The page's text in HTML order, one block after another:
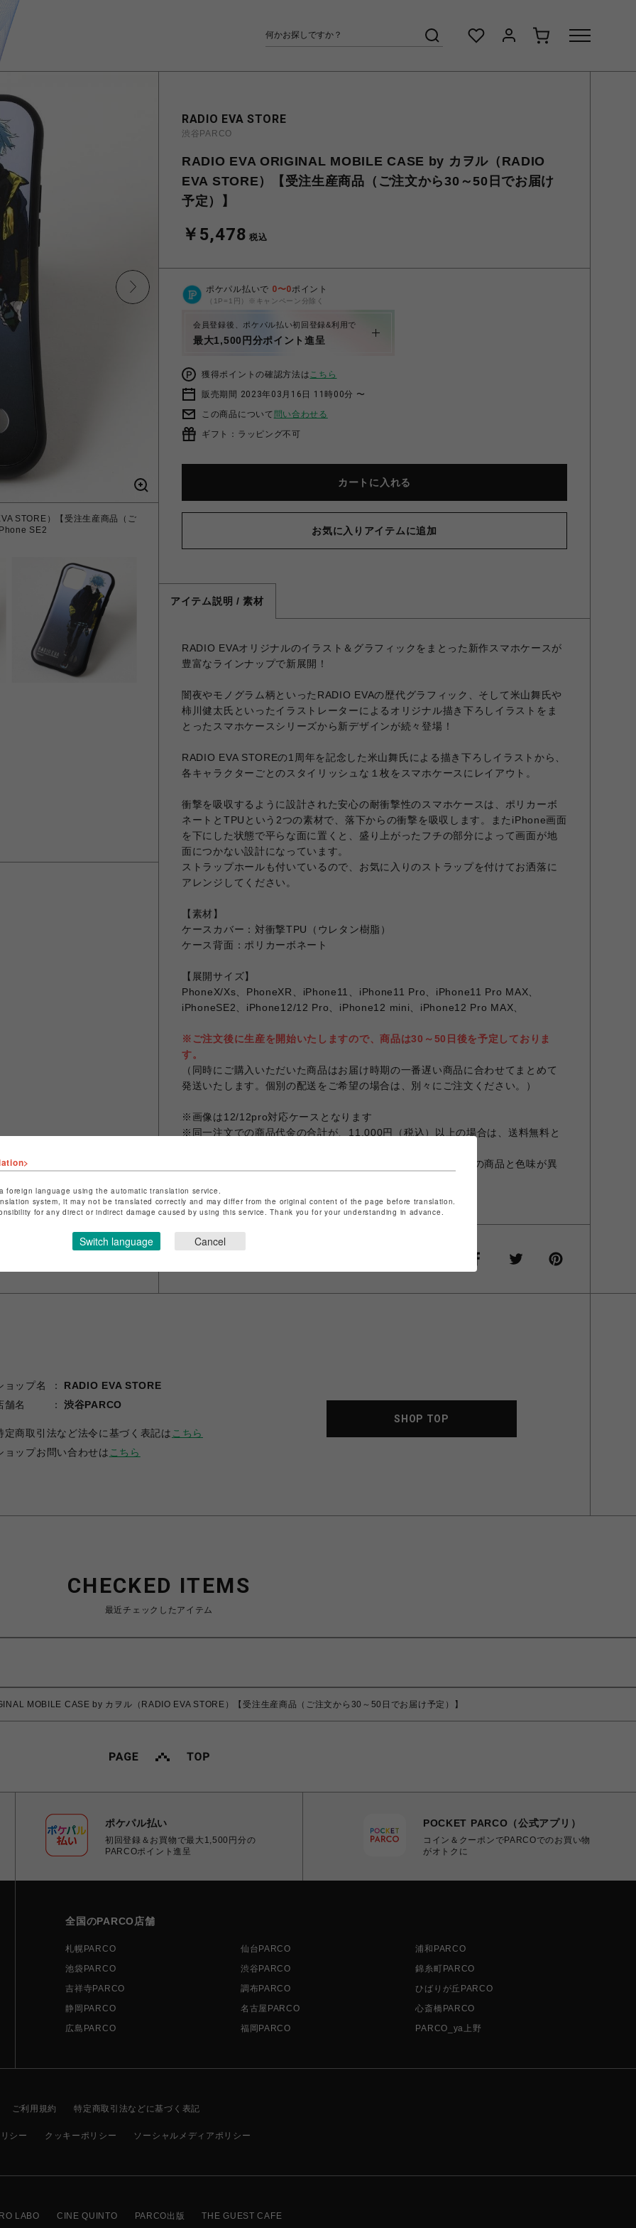
STORE）【受注生産商品（ご
SE2
RADIO EVA STORE
渋谷PARCO
RADIO EVA ORIGINAL MOBILE CASE by カヲル（RADIO
EVA STORE）【受注生産商品（ご注文から30～50日でお届け
予定）】
￥5,478 税込
ポケパル払いで 0〜0ポイント
（1P=1円）※キャンペーン分除く
会員登録後、ポケパル払い初回登録&利用で
最大1,500円分ポイント進呈
獲得ポイントの確認方法はこちら
販売期間 2023年03月16日 11時00分 〜
この商品について 問い合わせる
ギフト：ラッピング不可
カートに入れる
お気に入りアイテムに追加
アイテム説明 / 素材
RADIO EVAオリジナルのイラスト＆グラフィックをまとった新作スマホケースが
豊富なラインナップで新展開！
闇夜やモノグラム柄といったRADIO EVAの歴代グラフィック、そして米山舞氏や
柿川健太氏といったイラストレーターによるオリジナル描き下ろしイラストをま
とったスマホケースシリーズから新デザインが続々登場！
RADIO EVA STOREの1周年を記念した米山舞氏による描き下ろしイラストから、
各キャラクターごとのスタイリッシュな１枚をスマホケースにレイアウト。
衝撃を吸収するように設計された安心の耐衝撃性のスマホケースは、ポリカーボ
ネートとTPUという2つの素材で、落下からの衝撃を吸収します。またiPhone画面
を下にした状態で平らな面に置くと、盛り上がったフチの部分によって画面が地
面につかない設計になっています。
ストラップホールも付いているので、お気に入りのストラップを付けてお洒落に
アレンジしてください。
【素材】
ケースカバー：対衝撃TPU（ウレタン樹脂）
ケース背面：ポリカーボネート
【展開サイズ】
PhoneX/Xs、PhoneXR、iPhone11、iPhone11 Pro、iPhone11 Pro MAX、
iPhoneSE2、iPhone12/12 Pro、iPhone12 mini、iPhone12 Pro MAX、
※ご注文後に生産を開始いたしますので、商品は30～50日後を予定しておりま
す。
（同時にご購入いただいた商品はお届け時期の一番遅い商品に合わせてまとめて
発送いたします。個別の配送をご希望の場合は、別々にご注文ください。）
※画像は12/12pro対応ケースとなります
※同一注文での商品代金の合計が、11,000円（税込）以上の場合は、送料無料と
※お客様のお使いのモニター設定やお部屋の照明等により実際の商品と色味が異
※画像は試作品の為、実際の商品と異なる場合があります。
ョップ名
RADIO EVA STORE
舗名
渋谷PARCO
定商取引法など法令に基づく表記は こちら
ョップお問い合わせは こちら
SHOP TOP
CHECKED ITEMS
最近チェックしたアイテム
MOBILE CASE by カヲル（RADIO EVA STORE）【受注生産商品（ご注文から30～50日でお届け予定）】
ポケパル払い
初回登録＆お買物で最大1,500円分の
PARCOポイント進呈
POCKET PARCO（公式アプリ）
コイン＆クーポンでPARCOでのお買い物
がオトクに
全国のPARCO店舗
札幌PARCO 仙台PARCO
浦和PARCO
池袋PARCO
渋谷PARCO
錦糸町PARCO
吉祥寺PARCO
調布PARCO
ひばりが丘PARCO
静岡PARCO
名古屋PARCO
心斎橋PARCO
広島PARCO
福岡PARCO PARCO_ya上野
ご利用規約 特定商取引法などに基づく表記
シー クッキーポリシー ソーシャルメディアポリシー
LABO CINE QUINTO PARCO出版 THE GUEST CAFE
foreign language using the automatic translation service.
system, it may not be translated correctly and may differ from the original content of the page before translation.
for any direct or indirect damage caused by using this service. Thank you for your understanding in advance.
Switch language Cancel